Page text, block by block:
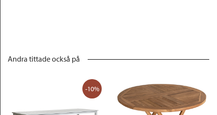
Andra tittade också på
-10%